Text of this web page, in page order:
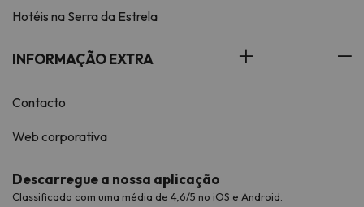
Hotéis na Serra da Estrela
INFORMAÇÃO EXTRA
Contacto
Web corporativa
Descarregue a nossa aplicação
Classificado com uma média de 4,6/5 no iOS e Android.